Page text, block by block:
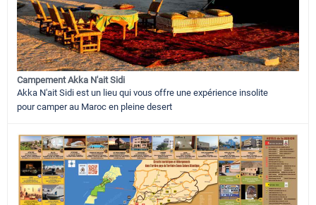
Campement Akka N'ait Sidi
Akka N'ait Sidi est un lieu qui vous offre une expérience insolite
pour camper au Maroc en pleine desert